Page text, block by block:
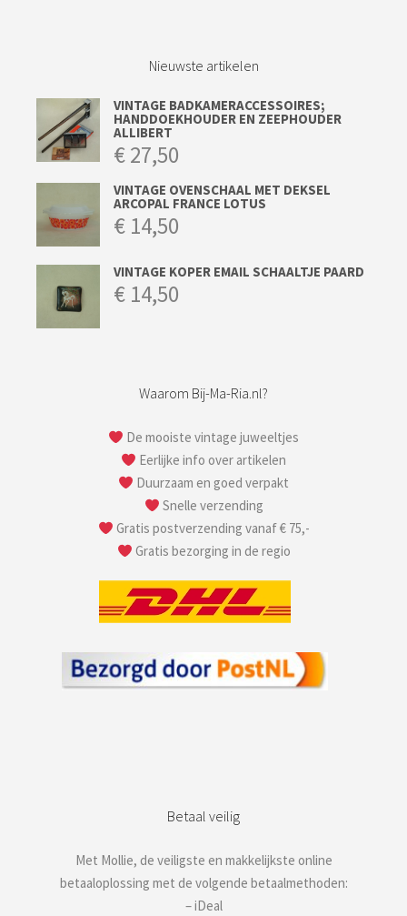
Nieuwste artikelen
VINTAGE BADKAMERACCESSOIRES;
HANDDOEKHOUDER EN ZEEPHOUDER
ALLIBERT
€27,50
VINTAGE OVENSCHAAL MET DEKSEL
ARCOPAL FRANCE LOTUS
€ 14,50
VINTAGE KOPER EMAIL SCHAALTJE PAARD
€ 14,50
Waarom Bij-Ma-Ria.nl?
De mooiste vintage juweeltjes
Eerlijke info over artikelen
Duurzaam en goed verpakt
Snelle verzending
Gratis postverzending vanaf € 75,-
Gratis bezorging in de regio
Betaal veilig
Met Mollie, de veiligste en makkelijkste online
betaaloplossing met de volgende betaalmethoden:
– iDeal